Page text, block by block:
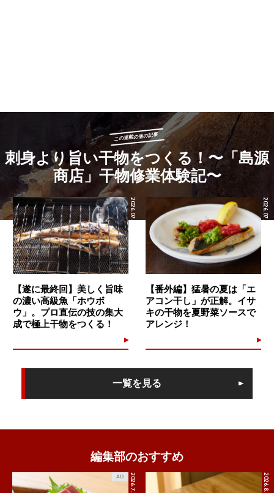
この連載の他の記事
刺身より旨い干物をつくる！〜「島源
商店」干物修業体験記〜
2026.07.24
【遂に最終回】美しく旨味
の濃い高級魚「ホウボ
ウ」。プロ直伝の技の集大
成で極上干物をつくる！
2026.07.17
【番外編】猛暑の夏は「エ
アコン干し」が正解。イサ
キの干物を夏野菜ソースで
アレンジ！
一覧を見る
編集部のおすすめ
2026.7.27
AD 2026.8.8